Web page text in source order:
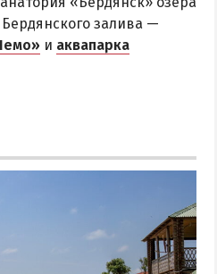
залива —
и аквапарка